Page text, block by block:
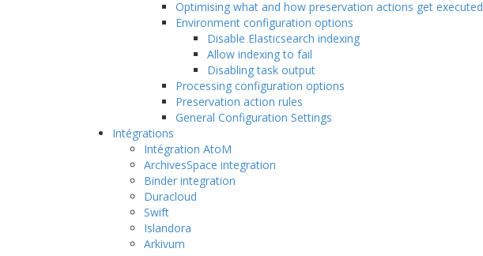
Optimising what and how preservation actions get executed
Environment configuration options
Disable Elasticsearch indexing
Allow indexing to fail
Disabling task output
Processing configuration options
Preservation action rules
General Configuration Settings
Intégrations
Intégration AtoM
ArchivesSpace integration
Binder integration
Duracloud
Swift
Islandora
Arkivum